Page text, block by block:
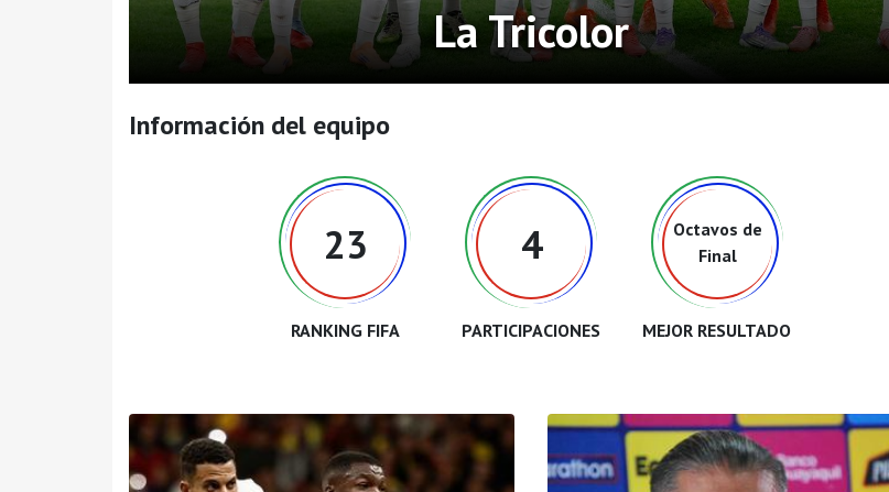
La Tricolor
Información del equipo
23
RANKING FIFA
4
PARTICIPACIONES
Octavos de
Final
MEJOR RESULTADO